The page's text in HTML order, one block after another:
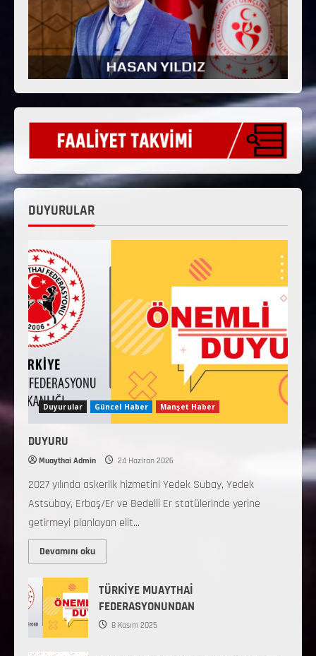
DUYURULAR
Duyurular Güncel Haber Manşet Haber
DUYURU
Muaythai Admin 24 Haziran 2026
2027 yılında askerlik hizmetini Yedek Subay, Yedek
Astsubay, Erbaş/Er ve Bedelli Er statülerinde yerine
getirmeyi planlayan elit...
Devamını oku
TÜRKİYE MUAYTHAİ
FEDERASYONUNDAN
8 Kasım 2025